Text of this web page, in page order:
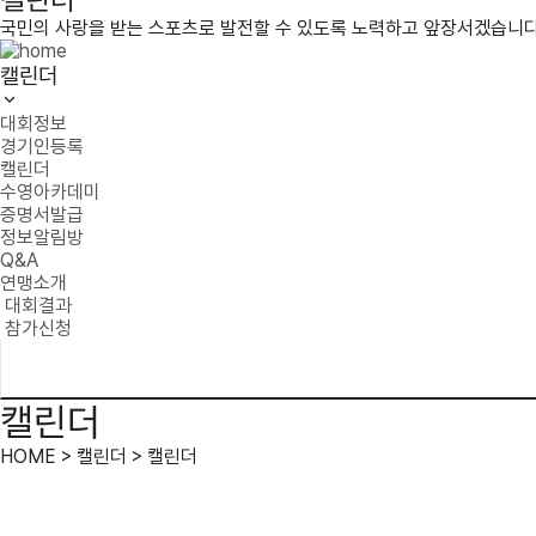
국민의 사랑을 받는 스포츠로 발전할 수 있도록 노력하고 앞장서겠습니
캘린더
대회정보
경기인등록
캘린더
수영아카데미
증명서발급
정보알림방
Q&A
연맹소개
대회결과
참가신청
캘린더
HOME > 캘린더 > 캘린더